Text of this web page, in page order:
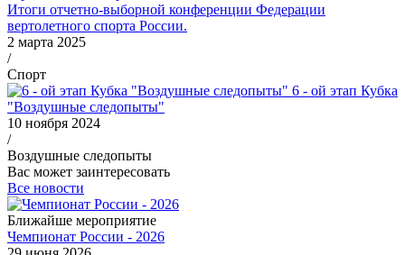
Итоги отчетно-выборной конференции Федерации
вертолетного спорта России.
2 марта 2025
/
Спорт
6 - ой этап Кубка
"Воздушные следопыты"
10 ноября 2024
/
Воздушные следопыты
Вас может заинтересовать
Все новости
Ближайше мероприятие
Чемпионат России - 2026